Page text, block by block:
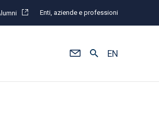
Enti, aziende e professioni
EN